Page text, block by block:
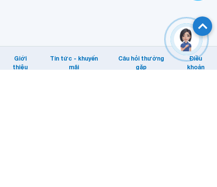
Giới
thiệu
Tin tức - khuyến
mãi
Câu hỏi thường
gặp
Điều
khoản